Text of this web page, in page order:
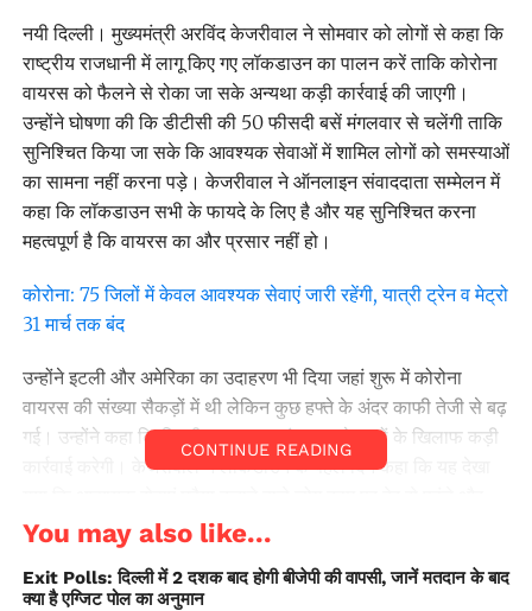
नयी दिल्ली। मुख्यमंत्री अरविंद केजरीवाल ने सोमवार को लोगों से कहा कि
राष्ट्रीय राजधानी में लागू किए गए लॉकडाउन का पालन करें ताकि कोरोना
वायरस को फैलने से रोका जा सके अन्यथा कड़ी कार्रवाई की जाएगी।
उन्होंने घोषणा की कि डीटीसी की 50 फीसदी बसें मंगलवार से चलेंगी ताकि
सुनिश्चित किया जा सके कि आवश्यक सेवाओं में शामिल लोगों को समस्याओं
का सामना नहीं करना पड़े। केजरीवाल ने ऑनलाइन संवाददाता सम्मेलन में
कहा कि लॉकडाउन सभी के फायदे के लिए है और यह सुनिश्चित करना
महत्वपूर्ण है कि वायरस का और प्रसार नहीं हो।
कोरोना: 75 जिलों में केवल आवश्यक सेवाएं जारी रहेंगी, यात्री ट्रेन व मेट्रो
31 मार्च तक बंद
उन्होंने इटली और अमेरिका का उदाहरण भी दिया जहां शुरू में कोरोना
वायरस की संख्या सैकड़ों में थी लेकिन कुछ हफ्ते के अंदर काफी तेजी से बढ़
गई। उन्होंने कहा कि दिल्ली सरकार उल्लंघन करने वालों के खिलाफ कड़ी
कार्रवाई करेगी। केजरीवाल ने लॉकडाउन के पहले दिन कहा कि यह देखा
उन्हें कई समस्याओं का सामना करना पड़ा। केजरीवाल ने कहा, ‘‘यह
सुनिश्चित करने के लिए कि वे किसी समस्या का सामना नहीं करें, हमने
मंगलवार से डीटीसी बस की सेवाएं 50 फीसदी कर दी हैं।
CONTINUE READING
You may also like...
Exit Polls: दिल्ली में 2 दशक बाद होगी बीजेपी की वापसी, जानें मतदान के बाद
क्या है एग्जिट पोल का अनुमान